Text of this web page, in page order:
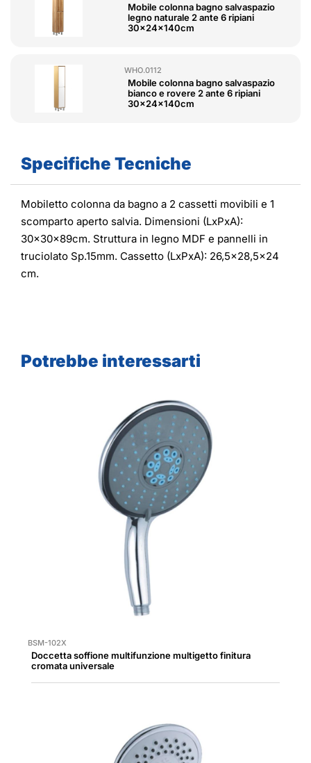
Mobile colonna bagno salvaspazio
legno naturale 2 ante 6 ripiani
30x24x140cm
WHO.0112
Mobile colonna bagno salvaspazio
bianco e rovere 2 ante 6 ripiani
30x24x140cm
Specifiche Tecniche
Mobiletto colonna da bagno a 2 cassetti movibili e 1
scomparto aperto salvia. Dimensioni (LxPxA):
30x30x89cm. Struttura in legno MDF e pannelli in
truciolato Sp.15mm. Cassetto (LxPxA): 26,5x28,5x24
cm.
Potrebbe interessarti
BSM-102X
Doccetta soffione multifunzione multigetto finitura
cromata universale